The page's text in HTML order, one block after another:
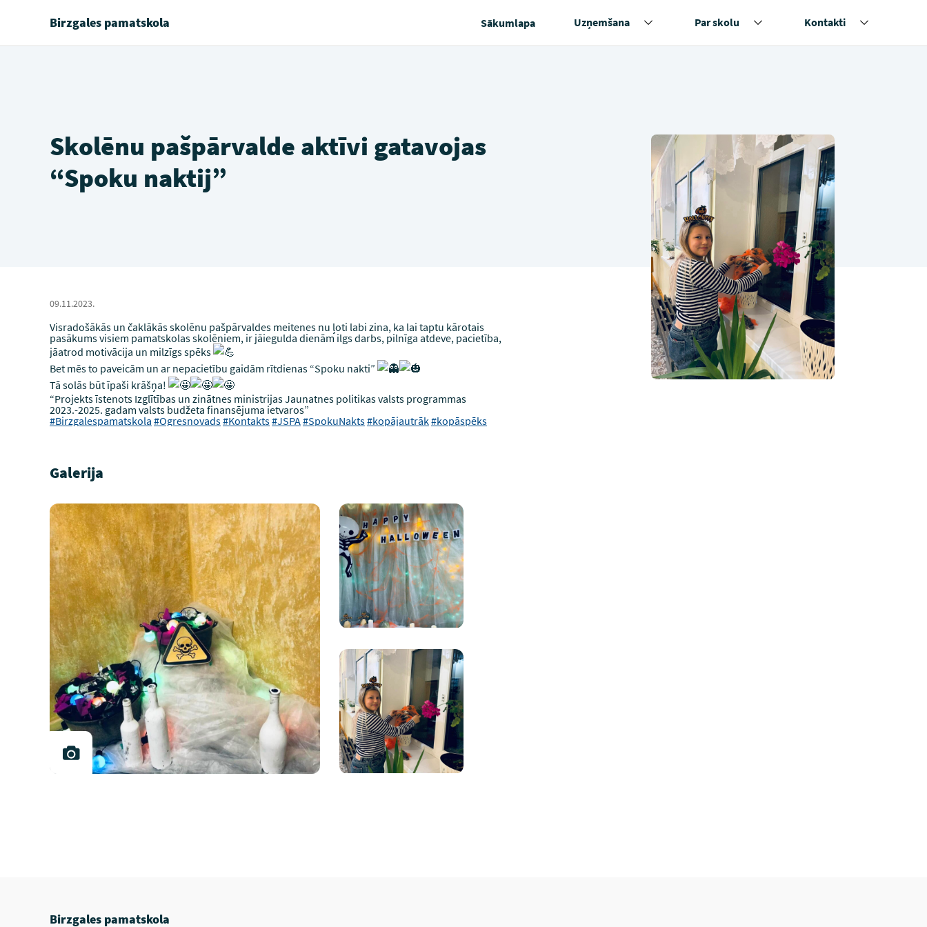
Birzgales pamatskola Sākumlapa Uzņemšana Par skolu Kontakti
Skolēnu pašpārvalde aktīvi gatavojas
“Spoku naktij”
09.11.2023.
Visradošākās un čaklākās skolēnu pašpārvaldes meitenes nu ļoti labi zina, ka lai taptu kārotais
pasākums visiem pamatskolas skolēniem, ir jāiegulda dienām ilgs darbs, pilnīga atdeve, pacietība,
jāatrod motivācija un milzīgs spēks
Bet mēs to paveicām un ar nepacietību gaidām rītdienas “Spoku nakti”
Tā solās būt īpaši krāšņa!
“Projekts īstenots Izglītības un zinātnes ministrijas Jaunatnes politikas valsts programmas
2023.-2025. gadam valsts budžeta finansējuma ietvaros”
#Birzgalespamatskola #Ogresnovads#Kontakts#JSPA#SpokuNakts#kopājautrāk#kopāspēks
Galerija
Birzgales pamatskola